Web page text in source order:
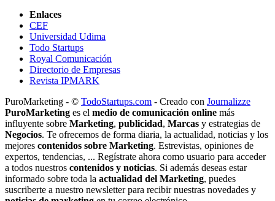
Enlaces
CEF
Universidad Udima
Todo Startups
Royal Comunicación
Directorio de Empresas
Revista IPMARK
PuroMarketing - © TodoStartups.com - Creado con Journalizze
PuroMarketing es el medio de comunicación online más
influyente sobre Marketing, publicidad, Marcas y estrategias de
Negocios. Te ofrecemos de forma diaria, la actualidad, noticias y los
mejores contenidos sobre Marketing. Estrevistas, opiniones de
expertos, tendencias, ... Regístrate ahora como usuario para acceder
a todos nuestros contenidos y noticias. Si además deseas estar
informado sobre toda la actualidad del Marketing, puedes
suscriberte a nuestro newsletter para recibir nuestras novedades y